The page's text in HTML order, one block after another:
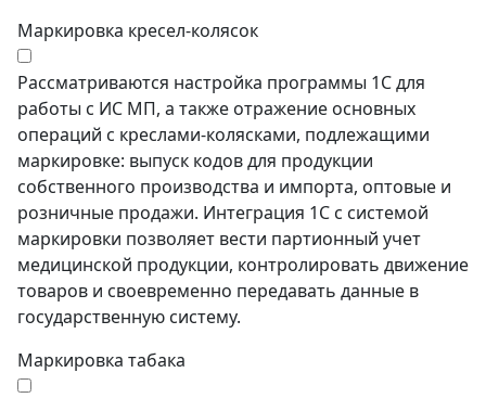
Маркировка кресел-колясок
Рассматриваются настройка программы 1С для
работы с ИС МП, а также отражение основных
операций с креслами-колясками, подлежащими
маркировке: выпуск кодов для продукции
собственного производства и импорта, оптовые и
розничные продажи. Интеграция 1С с системой
маркировки позволяет вести партионный учет
медицинской продукции, контролировать движение
товаров и своевременно передавать данные в
государственную систему.
Маркировка табака